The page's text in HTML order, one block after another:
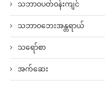
သဘာဝပတ်ဝန်းကျင်
သဘာဝဘေးအန္တရာယ်
သရော်စာ
အက်ဆေး